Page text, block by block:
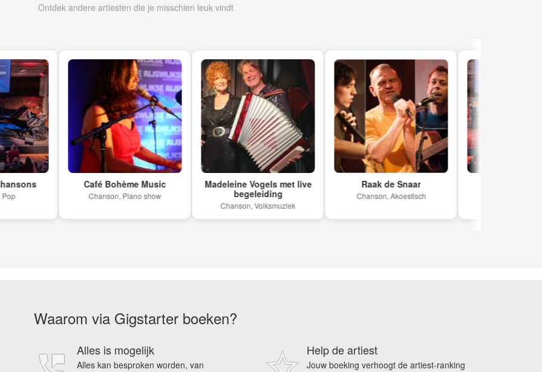
Ontdek andere artiesten die je misschien leuk vindt
Café Bohème Music
Chanson, Piano show
Madeleine Vogels met live
begeleiding
Chanson, Volksmuziek
Raak de Snaar
Chanson, Akoestisch
Waarom via Gigstarter boeken?
Alles is mogelijk
Alles kan besproken worden, van
Help de artiest
Jouw boeking verhoogt de artiest-ranking